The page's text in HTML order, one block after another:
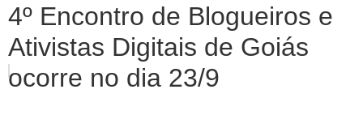
4º Encontro de Blogueiros e
Ativistas Digitais de Goiás
ocorre no dia 23/9